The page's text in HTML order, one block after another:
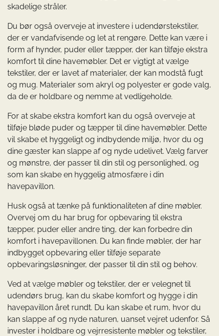
skadelige stråler.
Du bør også overveje at investere i udendørstekstiler,
der er vandafvisende og let at rengøre. Dette kan være i
form af hynder, puder eller tæpper, der kan tilføje ekstra
komfort til dine havemøbler. Det er vigtigt at vælge
tekstiler, der er lavet af materialer, der kan modstå fugt
og mug. Materialer som akryl og polyester er gode valg,
da de er holdbare og nemme at vedligeholde.
For at skabe ekstra komfort kan du også overveje at
tilføje bløde puder og tæpper til dine havemøbler. Dette
vil skabe et hyggeligt og indbydende miljø, hvor du og
dine gæster kan slappe af og nyde udelivet. Vælg farver
og mønstre, der passer til din stil og personlighed, og
som kan skabe en hyggelig atmosfære i din
havepavillon.
Husk også at tænke på funktionaliteten af dine møbler.
Overvej om du har brug for opbevaring til ekstra
tæpper, puder eller andre ting, der kan forbedre din
komfort i havepavillonen. Du kan finde møbler, der har
indbygget opbevaring eller tilføje separate
opbevaringsløsninger, der passer til din stil og behov.
Ved at vælge møbler og tekstiler, der er velegnet til
udendørs brug, kan du skabe komfort og hygge i din
havepavillon året rundt. Du kan skabe et rum, hvor du
kan slappe af og nyde naturen, uanset vejret udenfor. Så
invester i holdbare og vejrresistente møbler og tekstiler,